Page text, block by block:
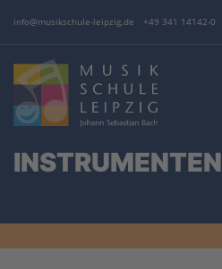
info@musikschule-leipzig.de +49 341 14142-0